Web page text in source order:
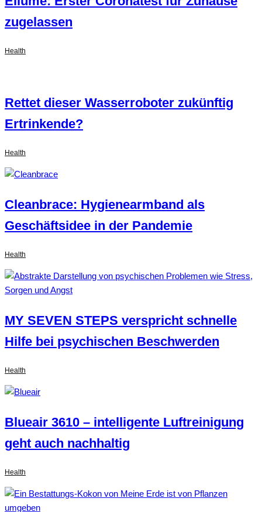
zugelassen
Health
Rettet dieser Wasserroboter zukünftig
Ertrinkende?
Health
Cleanbrace: Hygienearmband als
Geschäftsidee in der Pandemie
Health
MY SEVEN STEPS verspricht schnelle
Hilfe bei psychischen Beschwerden
Health
Blueair 3610 – intelligente Luftreinigung
geht auch nachhaltig
Health